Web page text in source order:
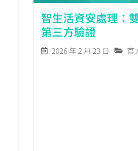
智生活資安處理：
第三方驗證
2026 年 2 月 23 日 官